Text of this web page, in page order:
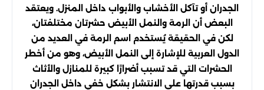
الجدران أو تآكل الأخشاب والأبواب داخل المنزل. ويعتقد
البعض أن الرمة والنمل الأبيض حشرتان مختلفتان،
لكن في الحقيقة يُستخدم اسم الرمة في العديد من
الدول العربية للإشارة إلى النمل الأبيض، وهو من أخطر
الحشرات التي قد تسبب أضرارًا كبيرة للمنازل والأثاث
بسبب قدرتها على الانتشار بشكل خفي داخل الجدران